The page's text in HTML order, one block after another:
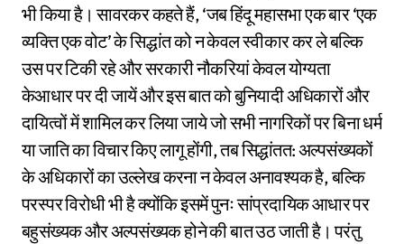
भी किया है। सावरकर कहते हैं, ‘जब हिंदू महासभा एक बार ‘एक
व्यक्ति एक वोट’ के सिद्धांत को न केवल स्वीकार कर ले बल्कि
उस पर टिकी रहे और सरकारी नौकरियां केवल योग्यता
केआधार पर दी जायें और इस बात को बुनियादी अधिकारों और
दायित्वों में शामिल कर लिया जाये जो सभी नागरिकों पर बिना धर्म
या जाति का विचार किए लागू होंगी, तब सिद्धांतत: अल्पसंख्यकों
के अधिकारों का उल्लेख करना न केवल अनावश्यक है, बल्कि
परस्पर विरोधी भी है क्योंकि इसमें पुनः सांप्रदायिक आधार पर
बहुसंख्यक और अल्पसंख्यक होने की बात उठ जाती है। परंतु